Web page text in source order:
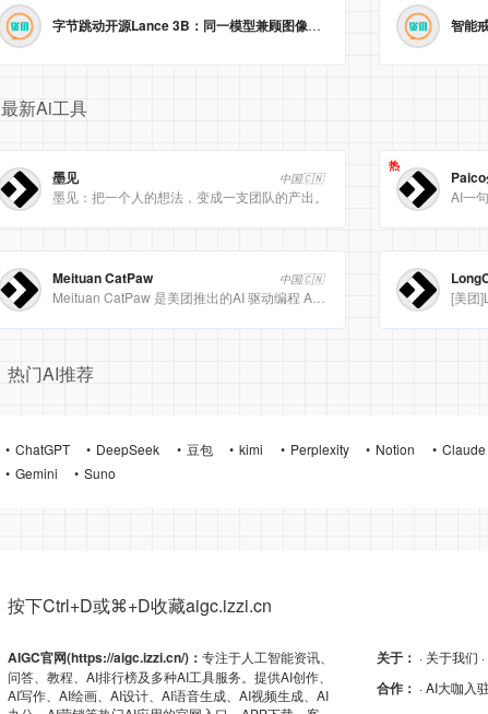
字节跳动开源Lance 3B：同一模型兼顾图像视频理解与生成 2026-05-23
最新Ai工具
墨见 中国🇨🇳
墨见：把一个人的想法，变成一支团队的产出。
热
AI一
Meituan CatPaw 中国🇨🇳
热门AI推荐
ChatGPT DeepSeek 豆包 kimi Perplexity Notion Claude
Gemini
Suno
按下Ctrl+D或⌘+D收藏aigc.izzi.cn
AIGC官网(https://aigc.izzi.cn/)： 专注于人工智能资讯、
问答、教程、AI排行榜及多种AI工具服务。提供AI创作、
AI写作、AI绘画、AI设计、AI语音生成、AI视频生成、AI
关于： · 关于我们
合作： · AI大咖入